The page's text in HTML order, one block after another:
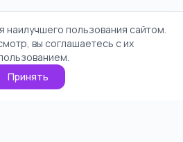
наилучшего пользования сайтом.
вы соглашаетесь с их
Принять